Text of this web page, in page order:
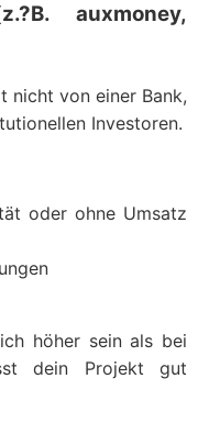
auxmoney,
nicht von einer Bank,
Investoren.
oder ohne Umsatz
höher sein als bei
dein Projekt gut